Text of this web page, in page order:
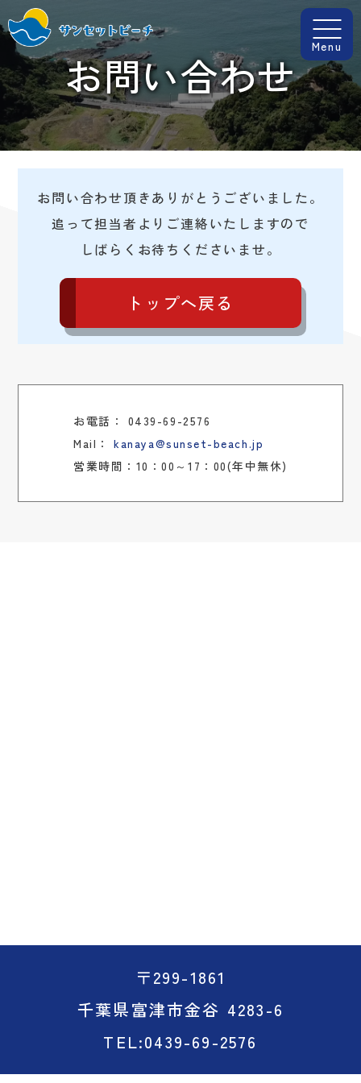
Menu
お問い合わせ
お問い合わせ頂きありがとうございました。
追って担当者よりご連絡いたしますので
しばらくお待ちくださいませ。
トップへ戻る
お電話： 0439-69-2576
Mail：kanaya@sunset-beach.jp
営業時間：10：00～17：00(年中無休)
〒299-1861
千葉県富津市金谷 4283-6
TEL:0439-69-2576